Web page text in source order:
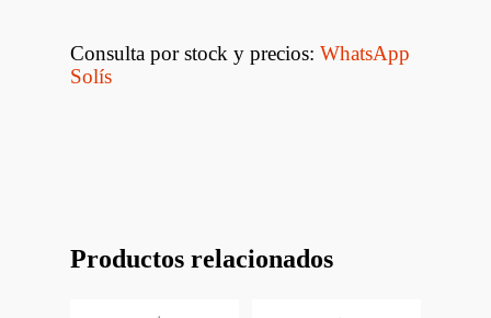
Consulta por stock y precios: WhatsApp
Solís
Productos relacionados